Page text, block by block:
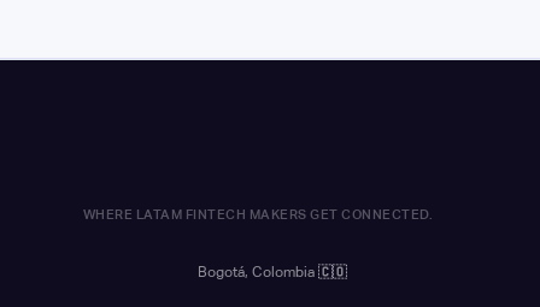
WHERE LATAM FINTECH MAKERS GET CONNECTED.
Bogotá, Colombia 🇨🇴